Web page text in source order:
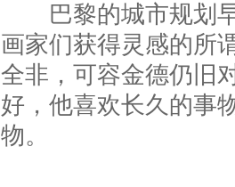
巴黎的城市规划早
画家们获得灵感的所
全非，可容金德仍旧
好，他喜欢长久的事
物。